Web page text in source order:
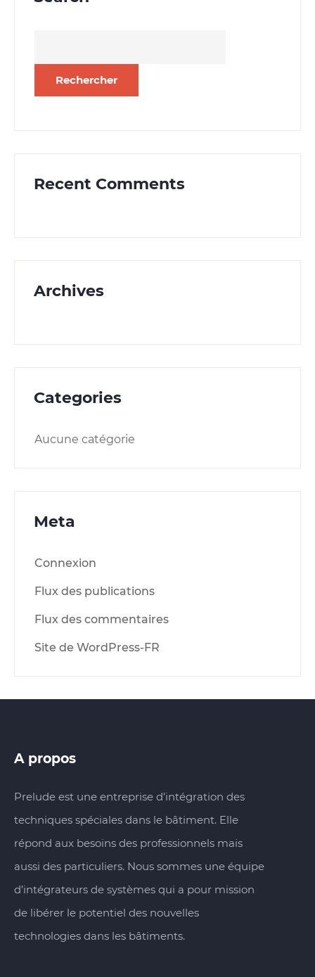
Recent Comments
Archives
Categories
Aucune catégorie
Meta
Connexion
Flux des publications
Flux des commentaires
Site de WordPress-FR
A propos
Prelude est une entreprise d’intégration des
techniques spéciales dans le bâtiment. Elle
répond aux besoins des professionnels mais
aussi des particuliers. Nous sommes une équipe
d’intégrateurs de systèmes qui a pour mission
de libérer le potentiel des nouvelles
technologies dans les bâtiments.